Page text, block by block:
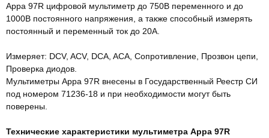
Appa 97R цифровой мультиметр до 750В переменного и до
1000В постоянного напряжения, а также способный измерять
постоянный и переменный ток до 20А.
Измеряет: DCV, ACV, DCA, ACA, Сопротивление, Прозвон цепи,
Проверка диодов.
Мультиметры Appa 97R внесены в Государственный Реестр СИ
под номером 71236-18 и при необходимости могут быть
поверены.
Технические характеристики мультиметра Appa 97R